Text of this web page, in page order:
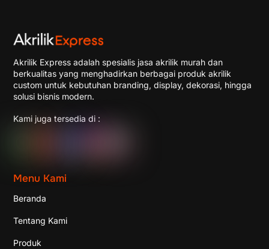
Akrilik Express adalah spesialis jasa akrilik murah dan
berkualitas yang menghadirkan berbagai produk akrilik
custom untuk kebutuhan branding, display, dekorasi, hingga
solusi bisnis modern.
Kami juga tersedia di :
Menu Kami
Beranda
Tentang Kami
Produk